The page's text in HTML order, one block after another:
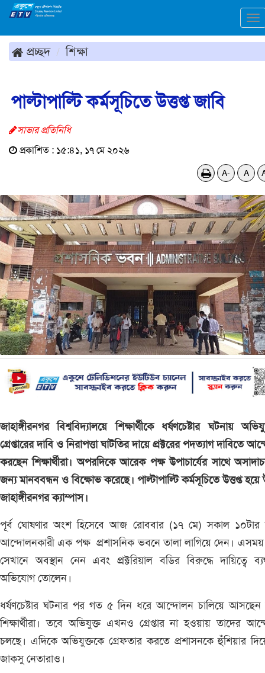
প্রচ্ছদ শিক্ষা
পাল্টাপাল্টি কর্মসূচিতে উত্তপ্ত জাবি
সাভার প্রতিনিধি
প্রকাশিত : ১৫:৪১, ১৭ মে ২০২৬
A- A
জাহাঙ্গীরনগর বিশ্ববিদ্যালয়ে শিক্ষার্থীকে ধর্ষণচেষ্টার ঘটনায়
গ্রেপ্তারের দাবি ও নিরাপত্তা ঘাটতির দায়ে প্রক্টরের পদত্যাগ দাবিতে
করছেন শিক্ষার্থীরা। অপরদিকে আরেক পক্ষ উপাচার্যের সাথে
জন‍্য মানববন্ধন ও বিক্ষোভ করেছে। পাল্টাপাল্টি কর্মসূচিতে উত্তপ্ত হয়ে
জাহাঙ্গীরনগর ক‍্যাম্পাস।
পূর্ব ঘোষণার অংশ হিসেবে আজ রোববার (১৭ মে) সকাল ১০টার
আন্দোলনকারী এক পক্ষ প্রশাসনিক ভবনে তালা লাগিয়ে দেন। এসময়
সেখানে অবস্থান নেন এবং প্রক্টরিয়াল বডির বিরুদ্ধে দায়িত্বে
অভিযোগ তোলেন।
ধর্ষণচেষ্টার ঘটনার পর গত ৫ দিন ধরে আন্দোলন চালিয়ে আসছেন
শিক্ষার্থীরা। তবে অভিযুক্ত এখনও গ্রেপ্তার না হওয়ায় তাদের
চলছে। এদিকে অভিযুক্তকে গ্রেফতার করতে প্রশাসনকে হুঁশিয়ার
জাকসু নেতারাও।